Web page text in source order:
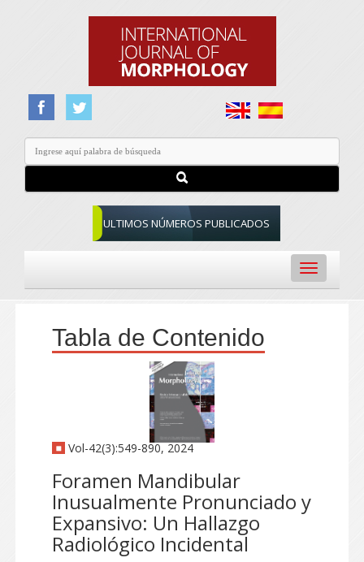
ULTIMOS NÚMEROS PUBLICADOS
Toggle
navigation
Tabla de Contenido
Vol-42(3):549-890, 2024
Foramen Mandibular
Inusualmente Pronunciado y
Expansivo: Un Hallazgo
Radiológico Incidental